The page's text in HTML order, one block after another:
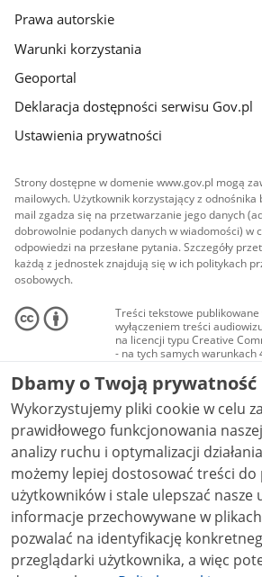
Prawa autorskie
Warunki korzystania
Geoportal
Deklaracja dostępności serwisu Gov.pl
Ustawienia prywatności
Strony dostępne w domenie www.gov.pl mogą
mailowych. Użytkownik korzystający z
mail zgadza się na przetwarzanie jego danych
dobrowolnie podanych danych w wiadomości) w
odpowiedzi na przesłane pytania. Szczegóły
każdą z jednostek znajdują się w ich politykach
osobowych.
Treści tekstowe publikowane
wyłączeniem treści
na licencji typu Creative
- na tych samych warunkach
Materiały audiowizualne, w
audio i wideo, są
Creative Commons: uznanie
niekomercyjne - bez utworów
NC-ND 4.0), o ile nie jest to
Dbamy o Twoją prywatność
Wykorzystujemy pliki cookie w celu
prawidłowego funkcjonowania
analizy ruchu i optymalizacji działania strony.
możemy lepiej dostosować treści do
użytkowników i stale ulepszać nasze usługi.
informacje przechowywane w
pozwalać na identyfikację
przeglądarki użytkownika, a więc